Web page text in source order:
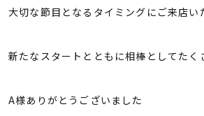
大切な節目となるタイミングにご来店
新たなスタートとともに相棒としてたく
A様ありがとうございました